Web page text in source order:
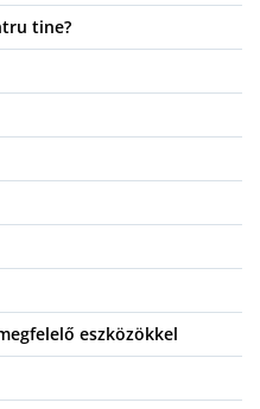
tine?
eszközökkel